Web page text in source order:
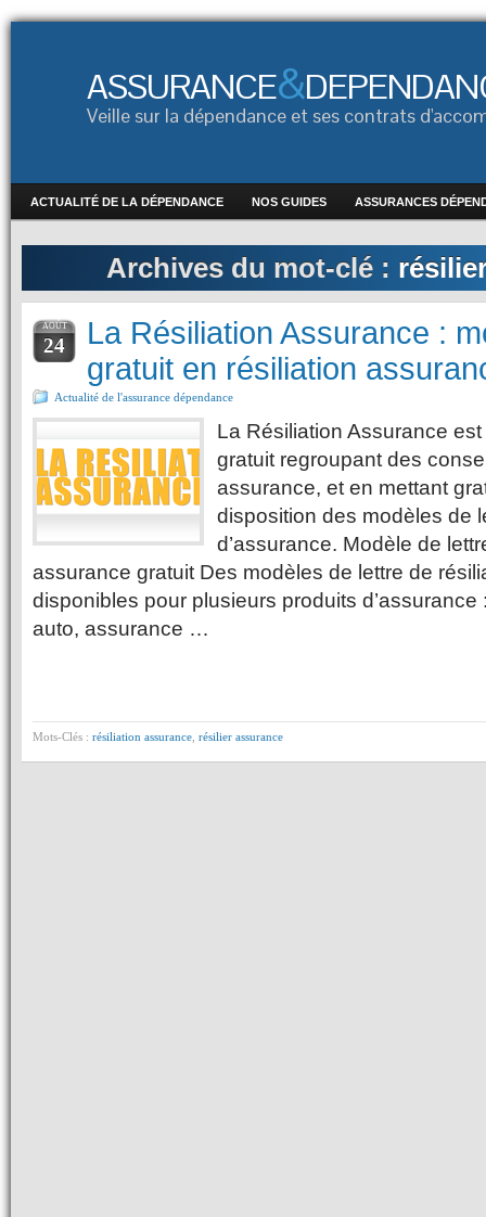
ASSURANCE&
Veille sur la dépendance et ses contrats
ACTUALITÉ DE LA DÉPENDANCE NOS GUIDES ASSURANCES
Archives du mot-clé :
AOÛT
24
La Résiliation Assurance :
gratuit en résiliation
Actualité de l'assurance dépendance
La Résiliation Assurance
gratuit regroupant des
assurance, et en mettant
disposition des modèles de
d’assurance. Modèle de
assurance gratuit Des modèles de lettre de
disponibles pour plusieurs produits
auto, assurance …
Mots-Clés : résiliation assurance résilier assurance